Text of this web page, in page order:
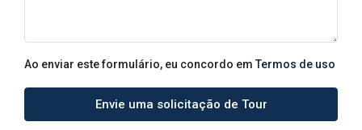
Ao enviar este formulário, eu concordo em Termos de uso
Envie uma solicitação de Tour